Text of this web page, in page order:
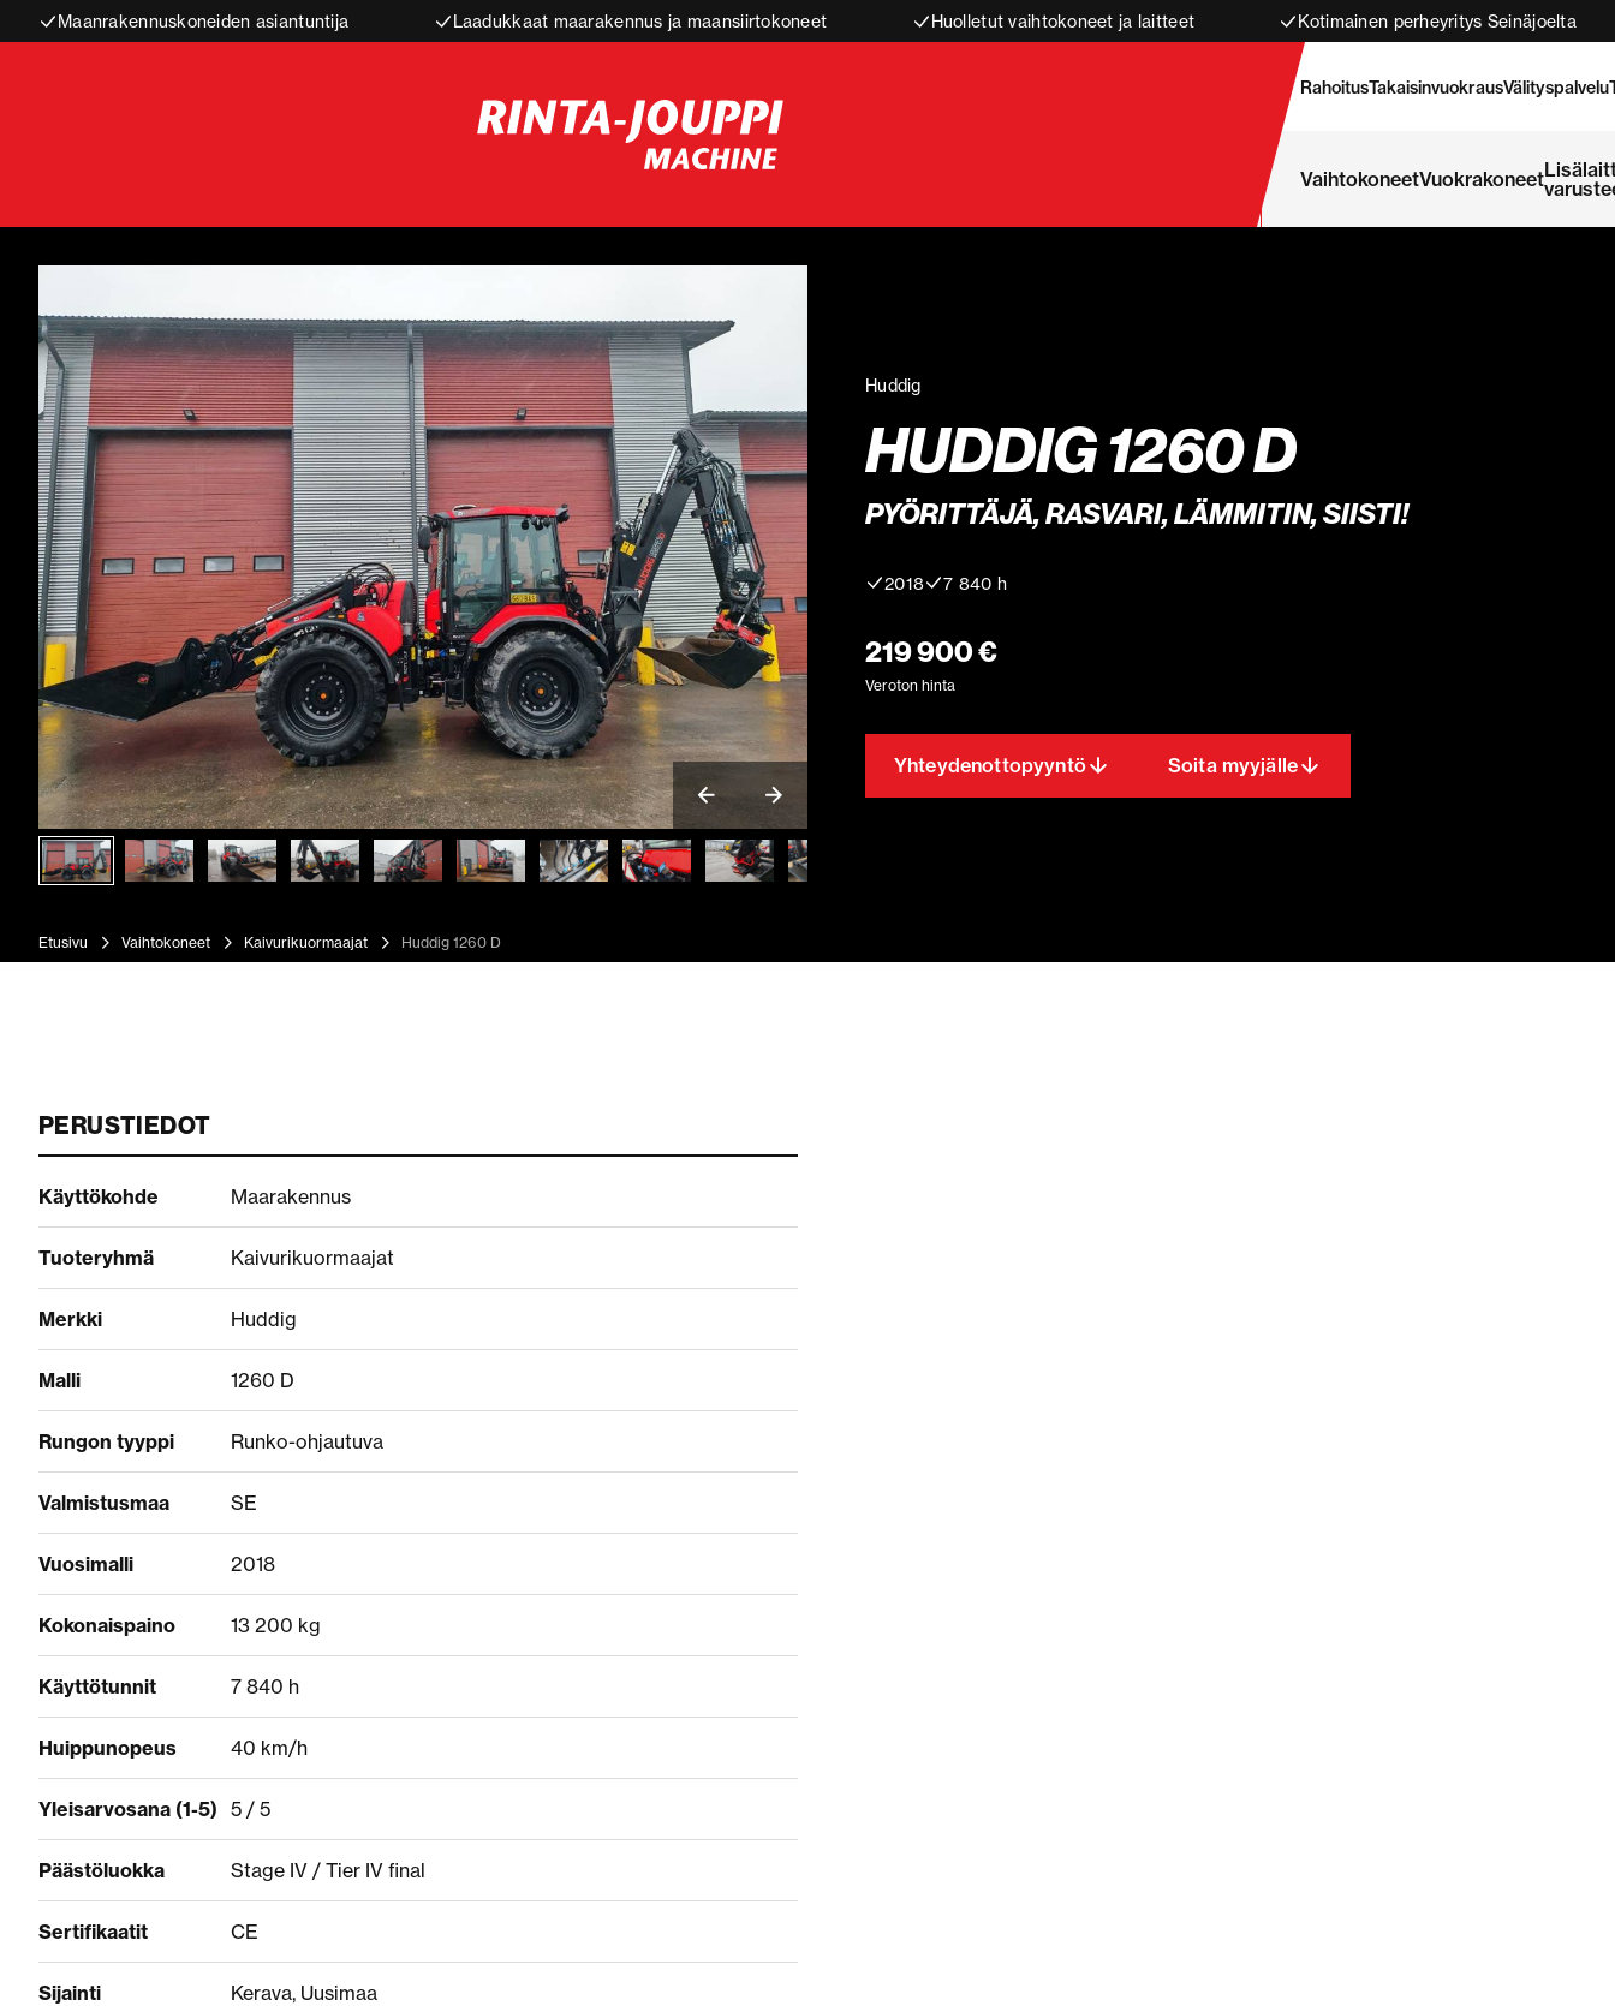
Maanrakennuskoneiden asiantuntija Laadukkaat maarakennus ja maansiirtokoneet Huolletut vaihtokoneet ja laitteet Kotimainen perheyritys Seinäjoelta
RahoitusTakaisinvuokrausVälityspalvelu
VaihtokoneetVuokrakoneet
Huddig
HUDDIG 1260 D
PYÖRITTÄJÄ, RASVARI, LÄMMITIN, SIISTI!
2018 7 840 h
219 900 €
Veroton hinta
Yhteydenottopyyntö Soita myyjälle
Etusivu Vaihtokoneet Kaivurikuormaajat Huddig 1260 D
PERUSTIEDOT
Käyttökohde Maarakennus
Tuoteryhmä Kaivurikuormaajat
Merkki Huddig
Malli 1260 D
Rungon tyyppi Runko-ohjautuva
Valmistusmaa SE
Vuosimalli 2018
Kokonaispaino 13 200 kg
Käyttötunnit 7 840 h
Huippunopeus 40 km/h
Yleisarvosana (1-5) 5 / 5
Päästöluokka Stage IV / Tier IV final
Sertifikaatit CE
Sijainti Kerava, Uusimaa